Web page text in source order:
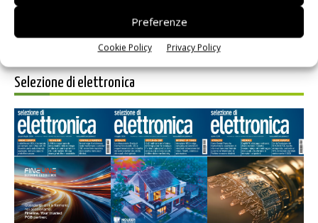
Preferenze
Cookie Policy Privacy Policy
Selezione di elettronica